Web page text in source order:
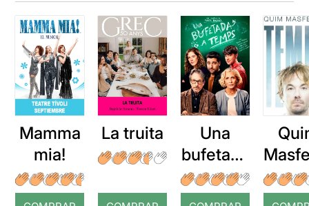
Mamma
mia!
La truita
Una
bufetada
a temps
r: